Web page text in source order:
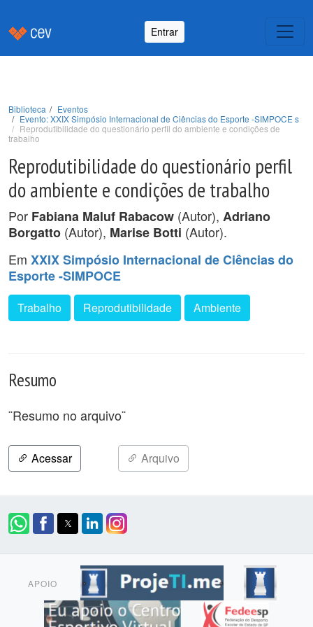
Entrar
Biblioteca
Eventos
Evento: XXIX Simpósio Internacional de Ciências do Esporte -SIMPOCE s
Reprodutibilidade do questionário perfil do ambiente e condições de
trabalho
Reprodutibilidade do questionário perfil
do ambiente e condições de trabalho
Por Fabiana Maluf Rabacow (Autor), Adriano
Borgatto (Autor), Marise Botti (Autor).
Em XXIX Simpósio Internacional de Ciências do
Esporte -SIMPOCE
Trabalho Reprodutibilidade Ambiente
Resumo
¨Resumo no arquivo¨
Acessar Arquivo
APOIO